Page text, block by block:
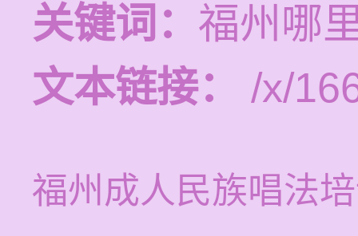
关键词： 福州哪
文本链接：
/x/
福州成人民族唱法